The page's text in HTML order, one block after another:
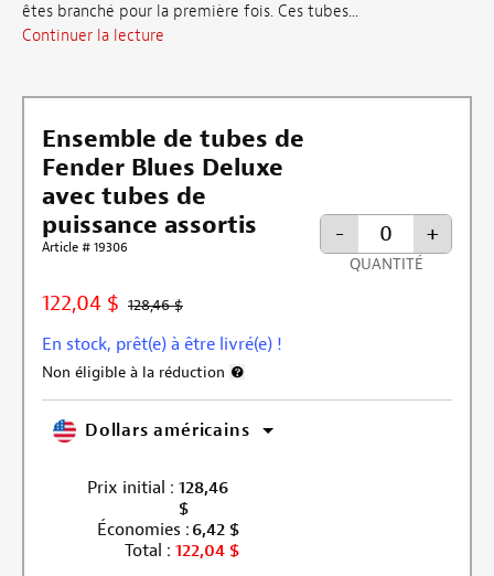
êtes branché pour la première fois. Ces tubes...
Continuer la lecture
Ensemble de tubes de
Fender Blues Deluxe
avec tubes de
puissance assortis
Article # 19306
122,04 $ 128,46 $
En stock, prêt(e) à être livré(e) !
Non éligible à la réduction
- +
QUANTITÉ
Dollars américains
Prix initial : 128,46
$
Économies : 6,42 $
Total : 122,04 $